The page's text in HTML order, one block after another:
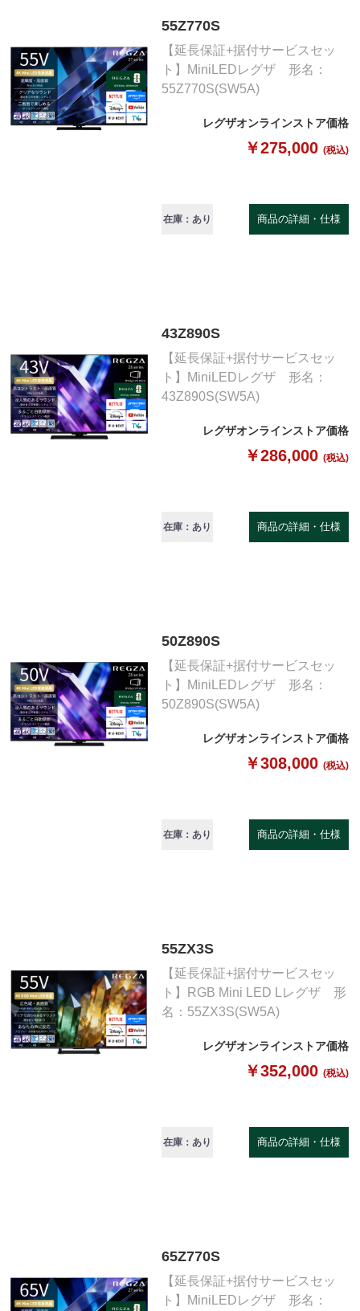
55Z770S
【延長保証+据付サービスセッ
ト】MiniLEDレグザ 形名：
55Z770S(SW5A)
レグザオンラインストア価格
￥275,000 (税込)
在庫：あり 商品の詳細・仕様
43Z890S
【延長保証+据付サービスセッ
ト】MiniLEDレグザ 形名：
43Z890S(SW5A)
レグザオンラインストア価格
￥286,000 (税込)
在庫：あり 商品の詳細・仕様
50Z890S
【延長保証+据付サービスセッ
ト】MiniLEDレグザ 形名：
50Z890S(SW5A)
レグザオンラインストア価格
￥308,000 (税込)
在庫：あり 商品の詳細・仕様
55ZX3S
【延長保証+据付サービスセッ
ト】RGB Mini LED Lレグザ 形
名：55ZX3S(SW5A)
レグザオンラインストア価格
￥352,000 (税込)
在庫：あり 商品の詳細・仕様
65Z770S
【延長保証+据付サービスセッ
ト】MiniLEDレグザ 形名：